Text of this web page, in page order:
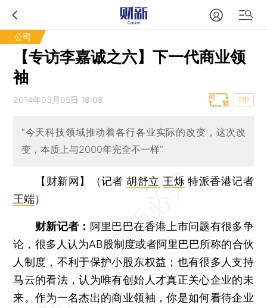
公司
【专访李嘉诚之六】下一代商业领
袖
2014年03月05日 18:08 T中
“今天科技领域推动着各行各业实际的改变，这次改
变，本质上与2000年完全不一样”
【财新网】（记者胡舒立 王烁特派香港记者
王端）
财新记者： 阿里巴巴在香港上市问题有很多争
论，很多人认为AB股制度或者阿里巴巴所称的合伙
人制度，不利于保护小股东权益；也有很多人支持
马云的看法，认为唯有创始人才真正关心企业的未
来。作为一名杰出的商业领袖，你是如何看待企业